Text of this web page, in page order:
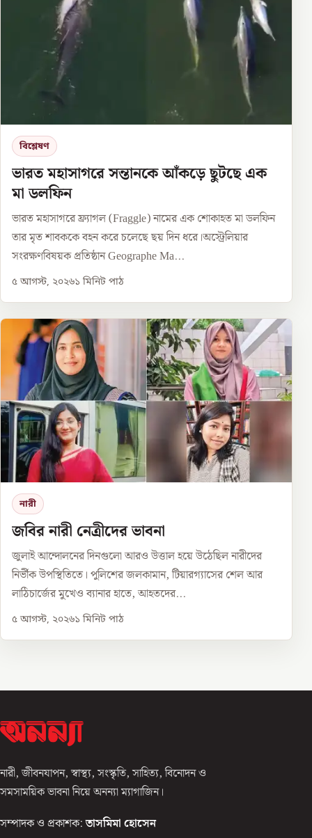
বিশ্লেষণ
ভারত মহাসাগরে সন্তানকে আঁকড়ে ছুটছে এক
মা ডলফিন
ভারত মহাসাগরে ফ্র্যাগল (Fraggle) নামের এক শোকাহত মা ডলফিন
তার মৃত শাবককে বহন করে চলেছে ছয় দিন ধরে।অস্ট্রেলিয়ার
সংরক্ষণবিষয়ক প্রতিষ্ঠান Geographe Ma...
৫ আগস্ট, ২০২৬১ মিনিট পাঠ
নারী
জবির নারী নেত্রীদের ভাবনা
জুলাই আন্দোলনের দিনগুলো আরও উত্তাল হয়ে উঠেছিল নারীদের
নির্ভীক উপস্থিতিতে। পুলিশের জলকামান, টিয়ারগ্যাসের শেল আর
লাঠিচার্জের মুখেও ব্যানার হাতে, আহতদের...
৫ আগস্ট, ২০২৬১ মিনিট পাঠ
নারী, জীবনযাপন, স্বাস্থ্য, সংস্কৃতি, সাহিত্য, বিনোদন ও
সমসাময়িক ভাবনা নিয়ে অনন্যা ম্যাগাজিন।
সম্পাদক ও প্রকাশক: তাসমিমা হোসেন